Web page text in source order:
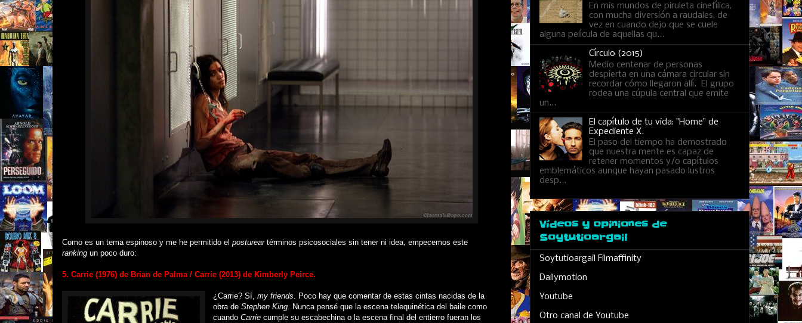
Como es un tema espinoso y me he permitido el postureartérminos psicosociales sin tener ni idea, empecemos este
ranking un poco duro:
5. Carrie (1976) de Brian de Palma / Carrie (2013) de Kimberly Peirce.
¿Carrie? Sí, my friends. Poco hay que comentar de estas cintas nacidas de la
obra de Stephen King. Nunca pensé que la escena telequinética del baile como
cuando Carrie cumple su escabechina o la escena final del entierro fueran los
En mis mundos de piruleta cinefílica,
con mucha diversión a raudales, de
vez en cuando dejo que se cuele
alguna película de aquellas qu...
Círculo (2015)
Medio centenar de personas
despierta en una cámara circular sin
recordar cómo llegaron allí. El grupo
rodea una cúpula central que emite
un...
El capítulo de tu vida: "Home" de
Expediente X.
El paso del tiempo ha demostrado
que nuestra mente es capaz de
retener momentos y/o capítulos
emblemáticos aunque hayan pasado lustros
desp...
Vídeos y opiniones de
Soytutioargail
Soytutioargail Filmaffinity
Dailymotion
Youtube
Otro canal de Youtube